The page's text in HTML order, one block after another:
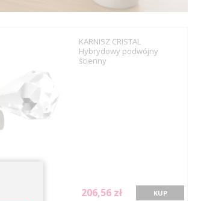
KARNISZ CRISTAL
Hybrydowy podwójny
ścienny
206,56 zł KUP